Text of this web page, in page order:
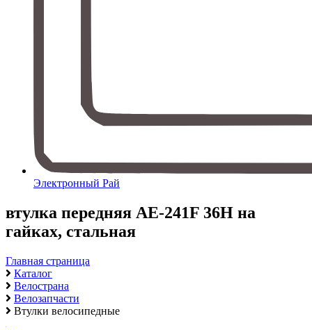
Электронный Рай
втулка передняя AE-241F 36H на
гайках, стальная
Главная страница
Каталог
Велострана
Велозапчасти
Втулки велосипедные